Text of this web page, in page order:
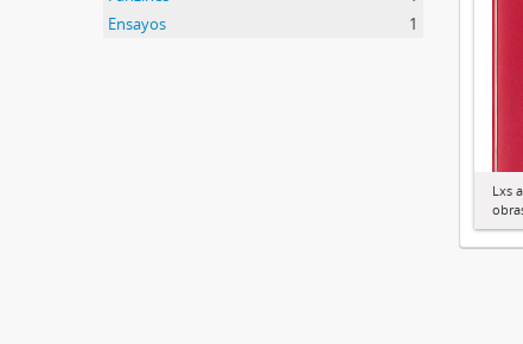
Ensayos
1
Lxs